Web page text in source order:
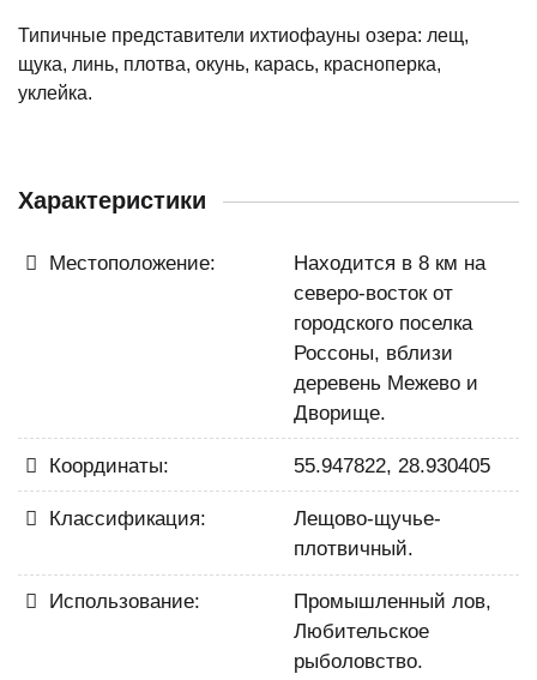
Типичные представители ихтиофауны озера: лещ,
щука, линь, плотва, окунь, карась, красноперка,
уклейка.
Характеристики
Местоположение:
Находится в 8 км на
северо-восток от
городского поселка
Россоны, вблизи
деревень Межево и
Дворище.
Координаты: 55.947822, 28.930405
Классификация:
Лещово-щучье-
плотвичный.
Использование:
Промышленный лов,
Любительское
рыболовство.